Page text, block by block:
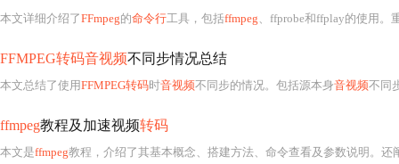
本文详细介绍了FFmpeg的命令行工具，包括ffmpeg、ffprobe和ffplay的使用。重
FFMPEG转码音视频不同步情况总结
本文总结了使用FFMPEG转码时音视频不同步的情况。包括源本身音视频不同步、时间戳问题、
ffmpeg教程及加速视频转码
本文是ffmpeg教程，介绍了其基本概念、搭建方法、命令查看及参数说明。还阐